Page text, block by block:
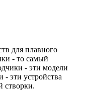
для плавного
- то самый
- эти модели
эти устройства
створки.